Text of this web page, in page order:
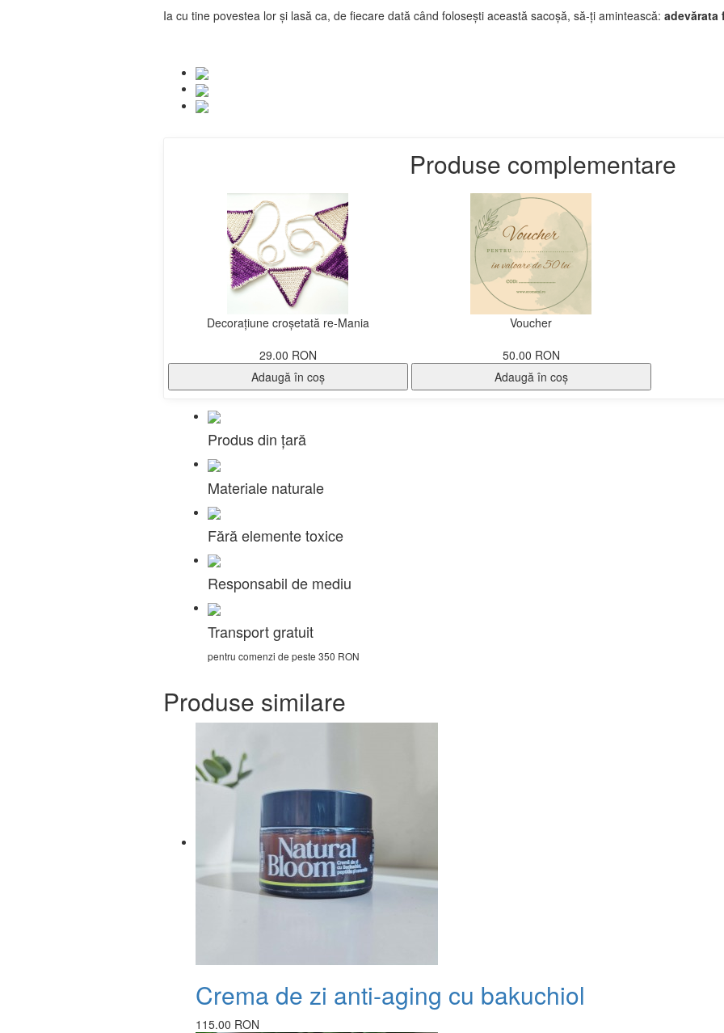
Ia cu tine povestea lor și lasă ca, de fiecare dată când folosești această sacoșă, să-ți amintească: adevărata
Produse complementare
Decorațiune croșetată re-Mania
29.00 RON
Adaugă în coş
Voucher
50.00 RON
Adaugă în coş
Produs din țară
Materiale naturale
Fără elemente toxice
Responsabil de mediu
Transport gratuit
pentru comenzi de peste 350 RON
Produse similare
Crema de zi anti-aging cu bakuchiol
115.00 RON